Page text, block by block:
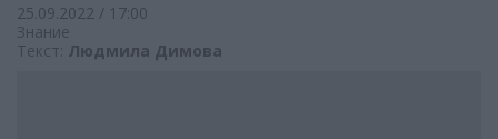
25.09.2022 / 17:00
Знание
Текст: Людмила Димова